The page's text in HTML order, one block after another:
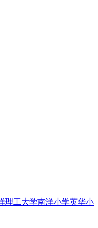
理工大学南洋小学英华小